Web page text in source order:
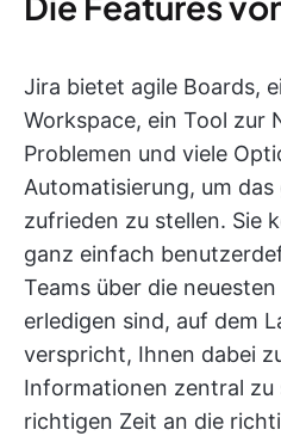
Jira bietet agile Boards,
Workspace, ein Tool zur
Problemen und viele
Automatisierung, um das
zufrieden zu stellen. Sie
ganz einfach
Teams über die
erledigen sind, auf dem
verspricht, Ihnen dabei
Informationen zentral zu
richtigen Zeit an die